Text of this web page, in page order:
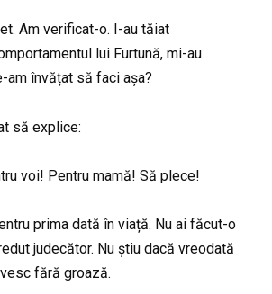
Am verificat-o. I-au tăiat
lui Furtună, mi-au
învățat să faci așa?
să explice:
voi! Pentru mamă! Să plece!
prima dată în viață. Nu ai făcut-o
judecător. Nu știu dacă vreodată
fără groază.